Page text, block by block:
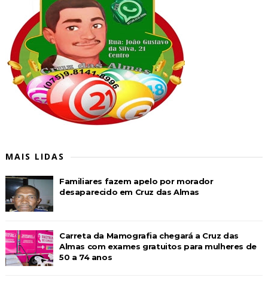
MAIS LIDAS
Familiares fazem apelo por morador
desaparecido em Cruz das Almas
Carreta da Mamografia chegará a Cruz das
Almas com exames gratuitos para mulheres de
50 a 74 anos